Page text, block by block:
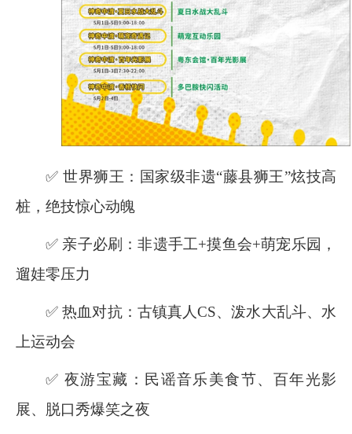
✅ 世界狮王：国家级非遗“藤县狮王”炫技高
桩，绝技惊心动魄
✅ 亲子必刷：非遗手工+摸鱼会+萌宠乐园，
遛娃零压力
✅ 热血对抗：古镇真人CS、泼水大乱斗、水
上运动会
✅ 夜游宝藏：民谣音乐美食节、百年光影
展、脱口秀爆笑之夜